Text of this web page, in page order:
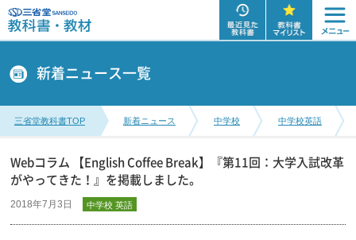
新着ニュース一覧
三省堂教科書TOP 新着ニュース 中学校 中学校英語
Webコラム 【English Coffee Break】『第11回：大学入試改革
がやってきた！』を掲載しました。
2018年7月3日 中学校 英語